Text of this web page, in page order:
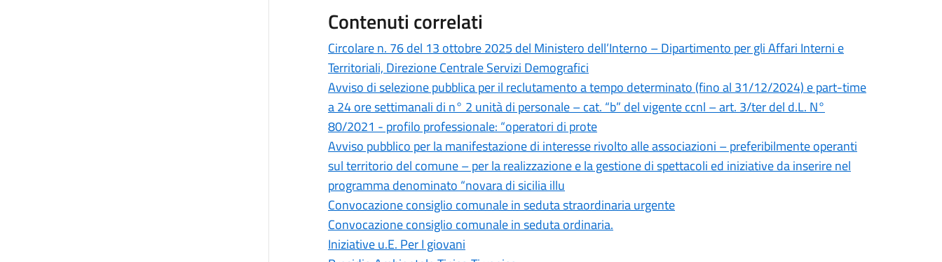
Contenuti correlati
Circolare n. 76 del 13 ottobre 2025 del Ministero dell’Interno – Dipartimento per gli Affari Interni e
Territoriali, Direzione Centrale Servizi Demografici
Avviso di selezione pubblica per il reclutamento a tempo determinato (fino al 31/12/2024) e part-time
a 24 ore settimanali di n° 2 unità di personale – cat. “b” del vigente ccnl – art. 3/ter del d.L. N°
80/2021 - profilo professionale: “operatori di prote
Avviso pubblico per la manifestazione di interesse rivolto alle associazioni – preferibilmente operanti
sul territorio del comune – per la realizzazione e la gestione di spettacoli ed iniziative da inserire nel
programma denominato “novara di sicilia illu
Convocazione consiglio comunale in seduta straordinaria urgente
Convocazione consiglio comunale in seduta ordinaria.
Iniziative u.E. Per I giovani